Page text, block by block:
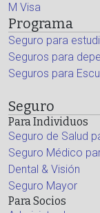
M Visa
Programa
Seguro para
Seguros para
Seguros para
Seguro
Para Individuos
Seguro de Salud
Seguro Médico
Dental & Visión
Seguro Mayor
Para Socios